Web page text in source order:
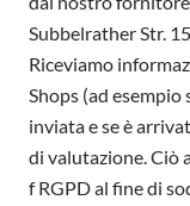
Subbelrather Str.
Riceviamo
Shops (ad
inviata e se è
di valutazione. Ciò
f RGPD al fine di